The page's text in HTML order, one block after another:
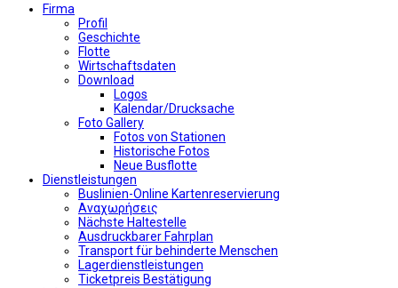
Firma
Profil
Geschichte
Flotte
Wirtschaftsdaten
Download
Logos
Kalendar/Drucksache
Foto Gallery
Fotos von Stationen
Historische Fotos
Neue Busflotte
Dienstleistungen
Buslinien-Online Kartenreservierung
Αναχωρήσεις
Nächste Haltestelle
Αusdruckbarer Fahrplan
Transport für behinderte Menschen
Lagerdienstleistungen
Ticketpreis Bestätigung